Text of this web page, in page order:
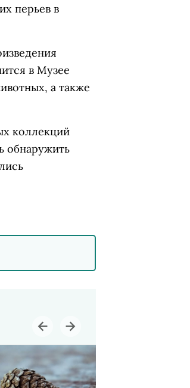
перьев в
в Музее
а также
коллекций
обнаружить